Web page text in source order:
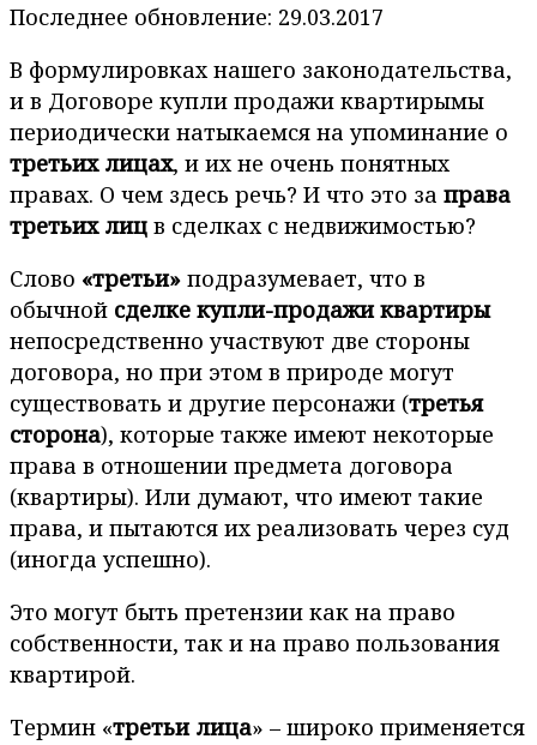
Последнее обновление: 29.03.2017
В формулировках нашего законодательства,
и в Договоре купли продажи квартирымы
периодически натыкаемся на упоминание о
третьих лицах, и их не очень понятных
правах. О чем здесь речь? И что это за права
третьих лиц в сделках с недвижимостью?
Слово «третьи» подразумевает, что в
обычной сделке купли-продажи квартиры
непосредственно участвуют две стороны
договора, но при этом в природе могут
существовать и другие персонажи (третья
сторона), которые также имеют некоторые
права в отношении предмета договора
(квартиры). Или думают, что имеют такие
права, и пытаются их реализовать через суд
(иногда успешно).
Это могут быть претензии как на право
собственности, так и на право пользования
квартирой.
Термин «третьи лица» – широко применяется